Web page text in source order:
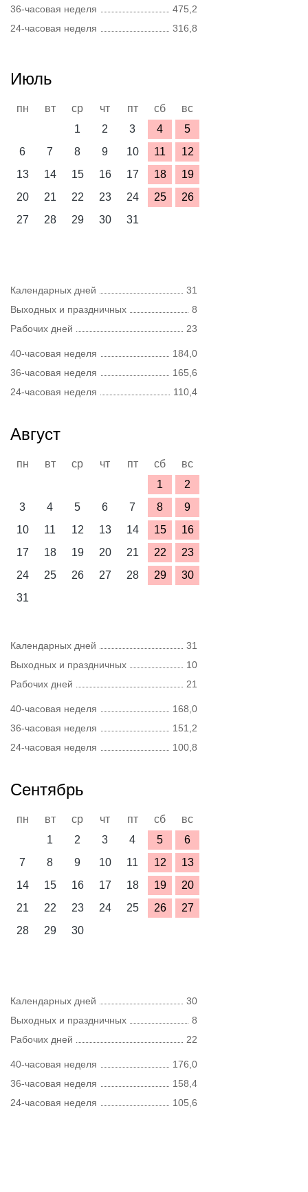
36-часовая неделя
475,2
24-часовая неделя
316,8
Июль
пн вт ср чт пт сб
вс
1
2 3 4
5
6
7 8 9 10 11
12
13
14 15 16 17 18
19
20
21 22 23 24 25
26
27
28 29 30 31
Календарных дней
31
Выходных и праздничных
8
Рабочих дней
23
40-часовая неделя
184,0
36-часовая неделя
165,6
24-часовая неделя
110,4
Август
пн вт ср чт пт сб
вс
1
2
3
4 5 6 7 8
9
10
11 12 13 14 15
16
17
18 19 20 21 22
23
24
25 26 27 28 29
30
31
Календарных дней
31
Выходных и праздничных
10
Рабочих дней
21
40-часовая неделя
168,0
36-часовая неделя
151,2
24-часовая неделя
100,8
Сентябрь
пн вт ср чт пт сб
вс
1
2 3 4 5
6
7
8 9 10 11 12
13
14
15 16 17 18 19
20
21
22 23 24 25 26
27
28
29 30
Календарных дней
30
Выходных и праздничных
8
Рабочих дней
22
40-часовая неделя
176,0
36-часовая неделя
158,4
24-часовая неделя
105,6